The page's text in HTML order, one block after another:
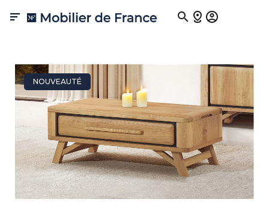

Découvrez aussi nos tables basses avec rangement : coffre, double
plateau, plateau relevable ainsi que nos bouts de canapé , pour un
salon aussi beau que fonctionnel.
NOUVEAUTÉ